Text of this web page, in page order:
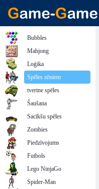
Bubbles
Mahjong
Loģika
Spēles zēniem
tvertne spēles
Šaušana
Sacīkšu spēles
Zombies
Piedzīvojums
Futbols
Lego NinjaGo
Spider-Man